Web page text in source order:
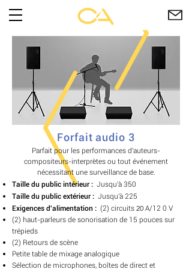
Forfait audio 3
Parfait pour les performances d'auteurs-
compositeurs-interprètes ou tout événement
nécessitant une surveillance de base.
Taille du public intérieur : Jusqu'à 350
Taille du public extérieur : Jusqu'à 225
Exigences d'alimentation : (2) circuits 20 A/12 0 V
(2) haut-parleurs de sonorisation de 15 pouces sur
trépieds
(2) Retours de scène
Petite table de mixage analogique
Sélection de microphones, boîtes de direct et